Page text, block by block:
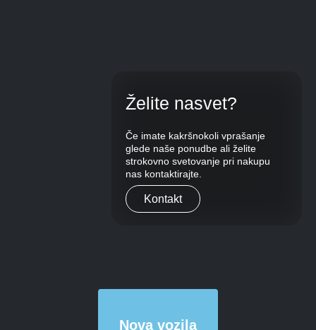
Želite nasvet?
Če imate kakršnokoli vprašanje
glede naše ponudbe ali želite
strokovno svetovanje pri nakupu
nas kontaktirajte.
Kontakt
Nova vozila